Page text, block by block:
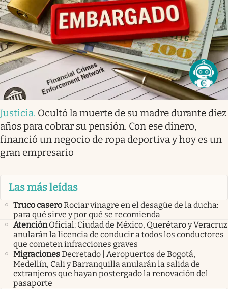
Justicia. Ocultó la muerte de su madre durante diez
años para cobrar su pensión. Con ese dinero,
financió un negocio de ropa deportiva y hoy es un
gran empresario
Las más leídas
Truco caseroRociar vinagre en el desagüe de la ducha:
para qué sirve y por qué se recomienda
Atención Oficial: Ciudad de México, Querétaro y Veracruz
anularán la licencia de conducir a todos los conductores
que cometen infracciones graves
MigracionesDecretado | Aeropuertos de Bogotá,
Medellín, Cali y Barranquilla anularán la salida de
extranjeros que hayan postergado la renovación del
pasaporte